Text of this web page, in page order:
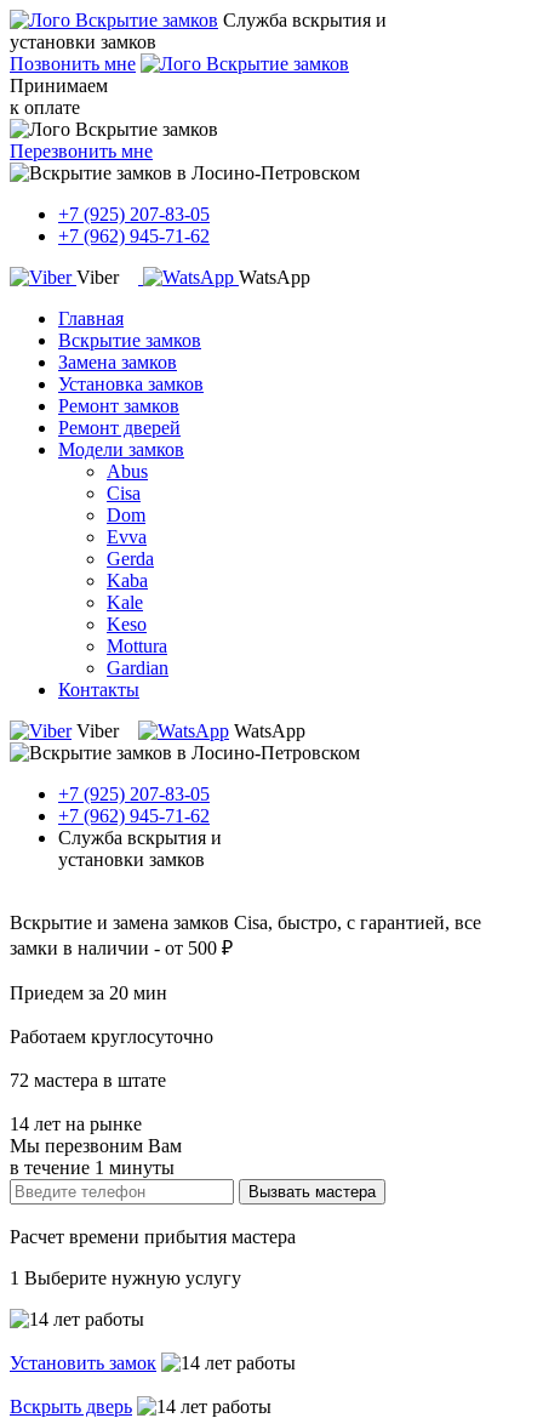
Служба вскрытия и
установки замков
Позвонить мне
Принимаем
к оплате
Перезвонить мне
+7 (925) 207-83-05
+7 (962) 945-71-62
Viber
WatsApp
Главная
Вскрытие замков
Замена замков
Установка замков
Ремонт замков
Ремонт дверей
Модели замков
Abus
Cisa
Dom
Evva
Gerda
Kaba
Kale
Keso
Mottura
Gardian
Контакты
Viber
WatsApp
+7 (925) 207-83-05
+7 (962) 945-71-62
Служба вскрытия и
установки замков
Вскрытие и замена замков Cisa, быстро, с гарантией, все
замки в наличии - от 500 ₽
Приедем за 20 мин
Работаем круглосуточно
72 мастера в штате
14 лет на рынке
Мы перезвоним Вам
в течение 1 минуты
Расчет времени прибытия мастера
1 Выберите нужную услугу
Установить замок
Вскрыть дверь